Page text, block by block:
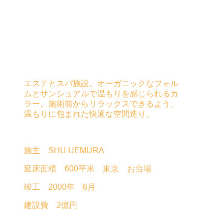
エステとスパ施設。オーガニックなフォル
ムとサンシュアルで温もりを感じられるカ
ラー。施術前からリラックスできるよう、
温もりに包まれた快適な空間造り。
施主 SHU UEMURA
延床面積 600平米 東京 お台場
竣工 2000年 6月
建設費 2億円